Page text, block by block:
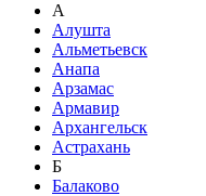
А
Алушта
Альметьевск
Анапа
Арзамас
Армавир
Архангельск
Астрахань
Б
Балаково